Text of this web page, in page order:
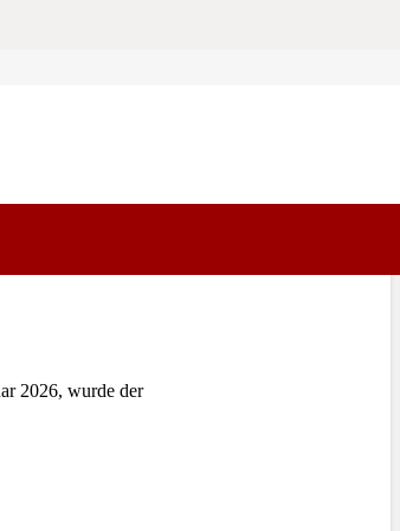
2026, wurde der